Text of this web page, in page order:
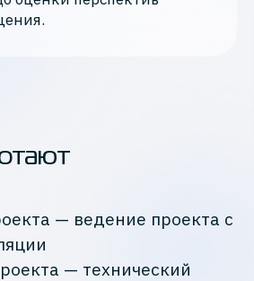
— ведение проекта с
— технический